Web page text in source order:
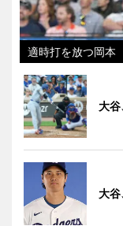
適時打を放つ岡
大
大